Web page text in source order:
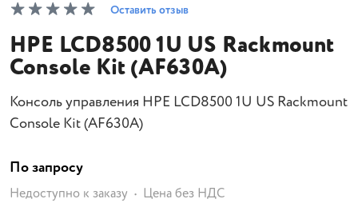
Оставить отзыв
HPE LCD8500 1U US Rackmount
Console Kit (AF630A)
Консоль управления HPE LCD8500 1U US Rackmount
Console Kit (AF630A)
По запросу
Недоступно к заказу Цена без НДС